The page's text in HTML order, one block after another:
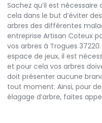
Sachez qu’il est
cela dans le but d’éviter
arbres des différentes
entreprise Artisan Coteux
vos arbres à Trogues
espace de jeux, il est
et pour cela vos arbres
doit présenter aucune
tout moment. Ainsi, pour
élagage d’arbre, faites